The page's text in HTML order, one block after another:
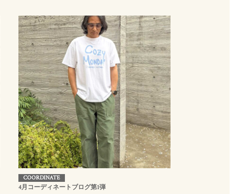
COORDINATE
4月コーディネートブログ第1弾